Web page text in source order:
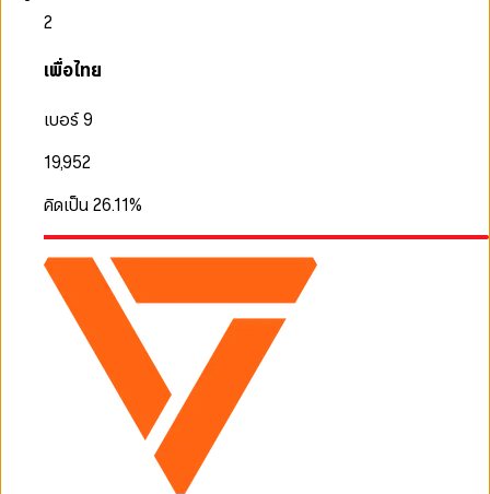
2
เพื่อไทย
เบอร์ 9
19,952
คิดเป็น26.11%